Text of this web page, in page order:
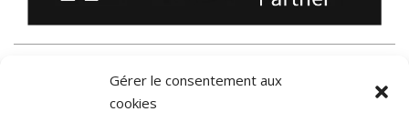
Gérer le consentement aux
cookies